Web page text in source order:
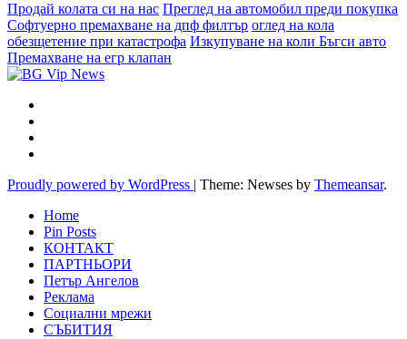
Продай колата си на нас Преглед на автомобил преди покупка
Софтуерно премахване на дпф филтър оглед на кола
обезщетение при катастрофа Изкупуване на коли Бъгси авто
Премахване на егр клапан
Proudly powered by WordPress | Theme: Newses by Themeansar.
Home
Pin Posts
КОНТАКТ
ПАРТНЬОРИ
Петър Ангелов
Реклама
Социални мрежи
СЪБИТИЯ